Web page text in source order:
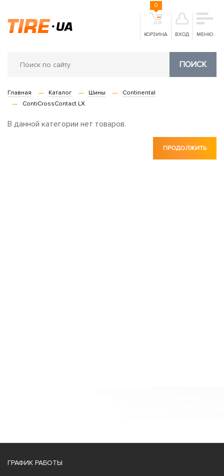
КОРЗИНА
0
ВХОД МЕНЮ
ПОИСК
Главная Каталог Шины
Continental
ContiCrossContact LX
В данной категории нет товаров.
ПРОДОЛЖИТЬ
ГРАФИК РАБОТЫ